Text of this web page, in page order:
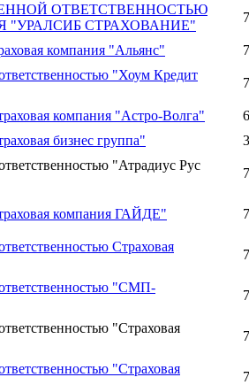
ОТВЕТСТВЕННОСТЬЮ
СТРАХОВАНИЕ"
компания "Альянс"
"Хоум Кредит
компания "Астро-Волга"
бизнес группа"
"Атрадиус Рус
компания ГАЙДЕ"
Страховая
"СМП-
"Страховая
"Страховая